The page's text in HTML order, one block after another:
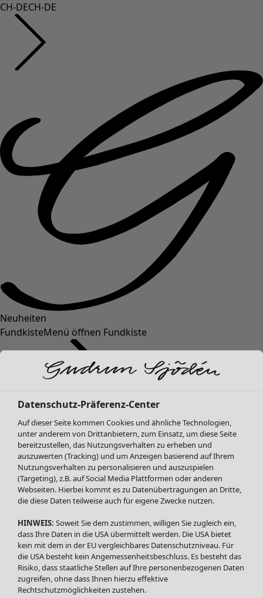
CH-DECH-DE
Neuheiten
FundkisteMenü öffnen Fundkiste
SALE Mode
Alle anzeigen
Kleider
Tuniken
Blusen
Pullover & Shirts
Strickjacken
Hosen
Röcke
Jacken & Mäntel
Leggings /Strumpfhosen
Datenschutz-Präferenz-Center
Auf dieser Seite kommen Cookies und ähnliche Technologien,
unter anderem von Drittanbietern, zum Einsatz, um diese Seite
bereitzustellen, das Nutzungsverhalten zu erheben und
auszuwerten (Tracking) und um Anzeigen basierend auf Ihrem
Nutzungsverhalten zu personalisieren und auszuspielen
(Targeting), z.B. auf Social Media Plattformen oder anderen
Webseiten. Hierbei kommt es zu Datenübertragungen an Dritte,
die diese Daten teilweise auch für eigene Zwecke nutzen.
HINWEIS: Soweit Sie dem zustimmen, willigen Sie zugleich ein,
dass Ihre Daten in die USA übermittelt werden. Die USA bietet
kein mit dem in der EU vergleichbares Datenschutzniveau. Für
die USA besteht kein Angemessenheitsbeschluss. Es besteht das
Risiko, dass staatliche Stellen auf Ihre personenbezogenen Daten
zugreifen, ohne dass Ihnen hierzu effektive
Rechtschutzmöglichkeiten zustehen.